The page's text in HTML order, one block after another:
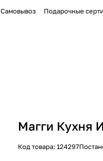
Самовывоз Подарочные
Магги Кухня
Код товара:124297